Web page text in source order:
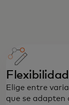
Elige entre
que se adapten